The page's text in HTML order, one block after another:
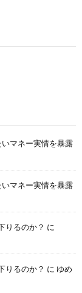
マネー実情を暴露
マネー実情を暴露
りるのか？ に
りるのか？ に ゆめ